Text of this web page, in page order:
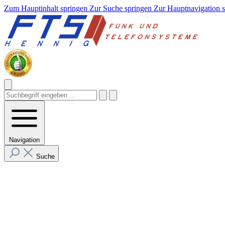
Zum Hauptinhalt springen Zur Suche springen Zur Hauptnavigation
Navigation
Suche